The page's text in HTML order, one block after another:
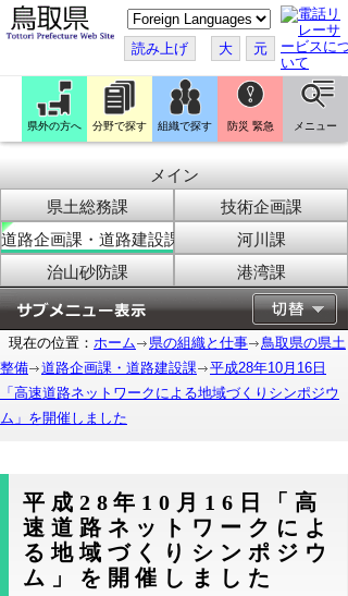
こ
の
ペ
ー
ジ
翻
訳
す
読み上げ 大 元
県外の方へ 分野で探す 組織で探す 防災 緊急 メニュー
メイン
県土総務課
技術企画課
道路企画課・道路建設課
河川課
治山砂防課
港湾課
現在の位置： ホーム 県の組織と仕事
鳥取県の県土
整備
道路企画課・道路建設課
平成28年10月16日
「高速道路ネットワークによる地域づくりシンポジウ
ム」を開催しました
平成28年10月16日「高
速道路ネットワークによ
る地域づくりシンポジウ
ム」を開催しました